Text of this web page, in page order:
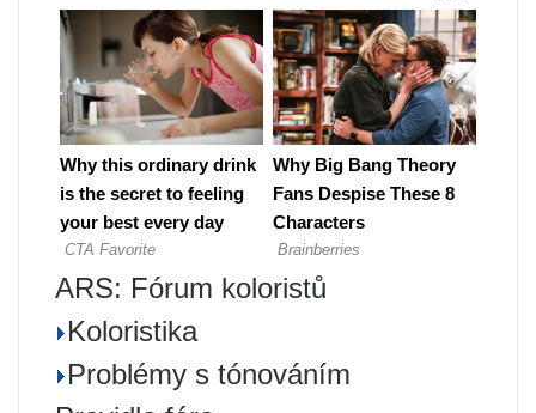
ARS: Fórum koloristů
Koloristika
Problémy s tónováním